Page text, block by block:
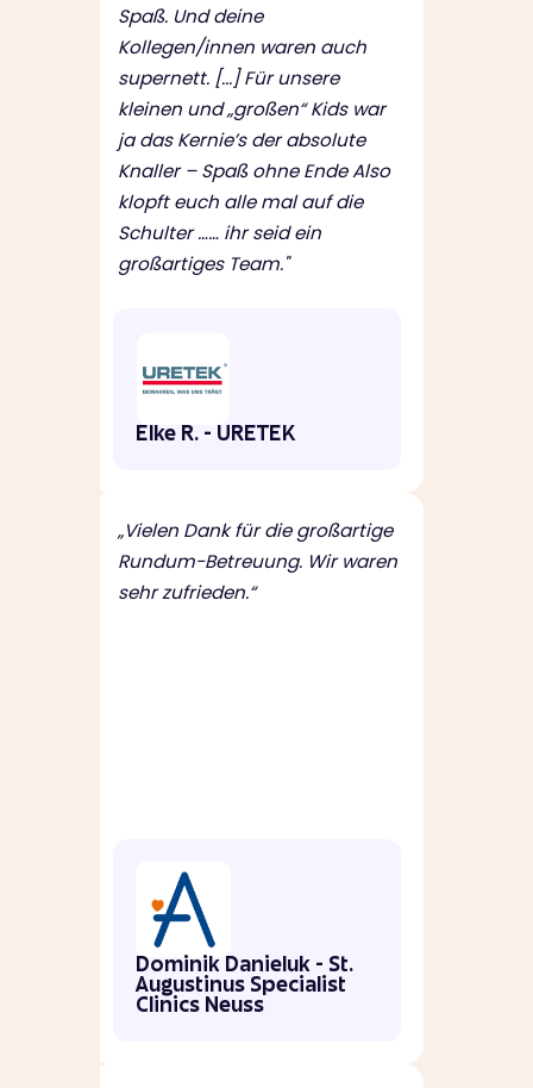
Spaß. Und deine
Kollegen/innen waren auch
supernett. [...] Für unsere
kleinen und „großen“ Kids war
ja das Kernie’s der absolute
Knaller – Spaß ohne Ende Also
klopft euch alle mal auf die
Schulter …… ihr seid ein
großartiges Team."
Elke R. - URETEK
„Vielen Dank für die großartige
Rundum-Betreuung. Wir waren
sehr zufrieden.“
Dominik Danieluk - St.
Augustinus Specialist
Clinics Neuss